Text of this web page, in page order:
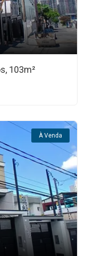
103m²
À Venda